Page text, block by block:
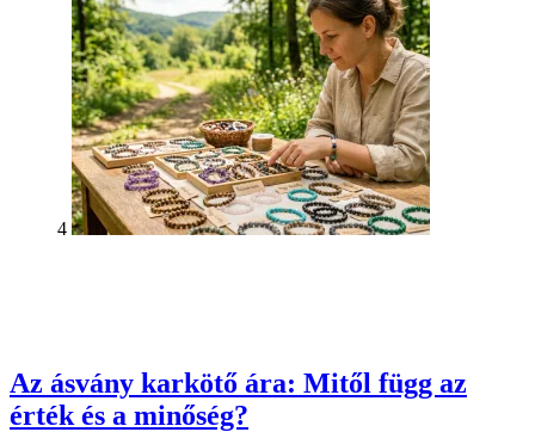
4
Az ásvány karkötő ára: Mitől függ az
érték és a minőség?